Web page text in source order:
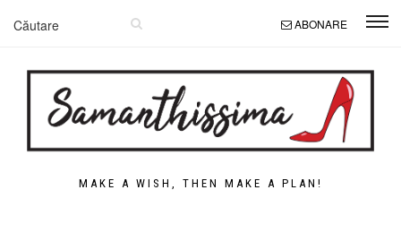
ABONARE
MAKE A WISH, THEN MAKE A PLAN!